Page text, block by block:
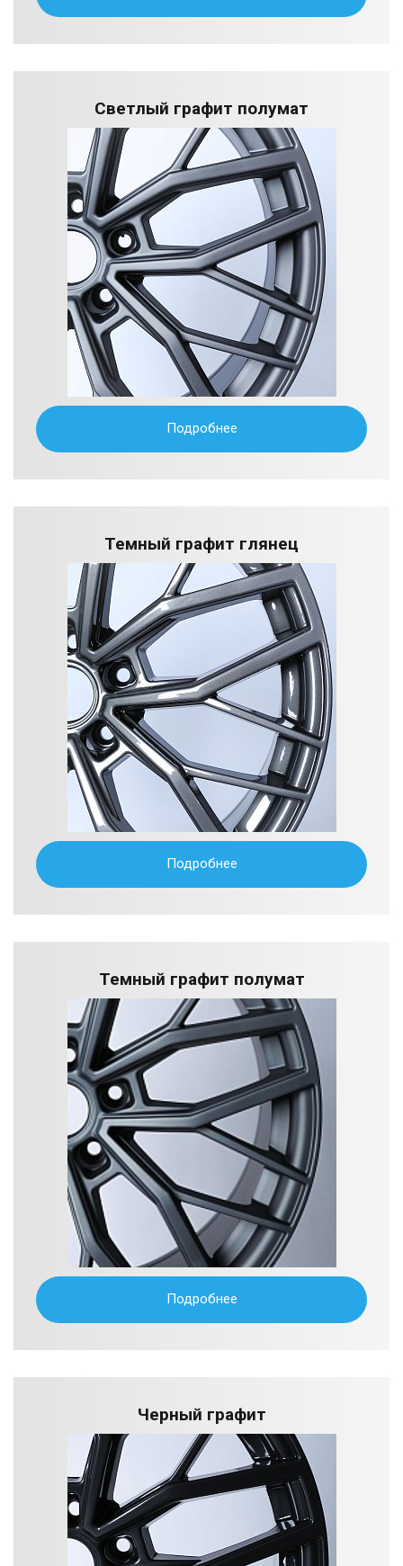
Светлый графит полумат
Подробнее
Темный графит глянец
Подробнее
Темный графит полумат
Подробнее
Черный графит